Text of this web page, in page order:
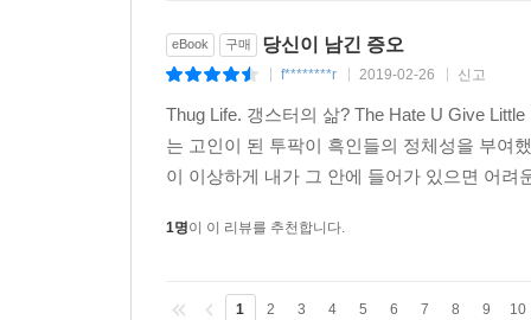
eBook 구매 당신이 남긴 증오
f********r 2019-02-26 신고
Thug Life. 갱스터의 삶? The Hate U Give
는 고인이 된 투팍이 흑인들의 정체성을 부여
이 이상하게 내가 그 안에 들어가 있으면 어
1명이 이 리뷰를 추천합니다.
1 2 3 4 5 6 7 8 9 10